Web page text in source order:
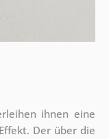
ihnen eine
Der über die